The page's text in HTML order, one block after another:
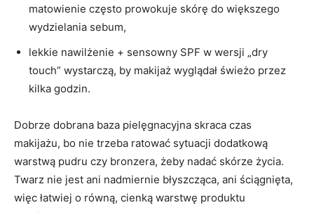
matowienie często prowokuje skórę do większego
wydzielania sebum,
lekkie nawilżenie + sensowny SPF w wersji „dry
touch” wystarczą, by makijaż wyglądał świeżo przez
kilka godzin.
Dobrze dobrana baza pielęgnacyjna skraca czas
makijażu, bo nie trzeba ratować sytuacji dodatkową
warstwą pudru czy bronzera, żeby nadać skórze życia.
Twarz nie jest ani nadmiernie błyszcząca, ani ściągnięta,
więc łatwiej o równą, cienką warstwę produktu